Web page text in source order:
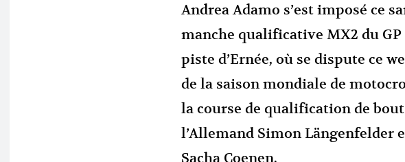
Andrea Adamo s’est imposé ce
manche qualificative MX2 du GP
piste d’Ernée, où se dispute ce
de la saison mondiale de
la course de qualification de
l’Allemand Simon Längenfelder
Sacha Coenen.